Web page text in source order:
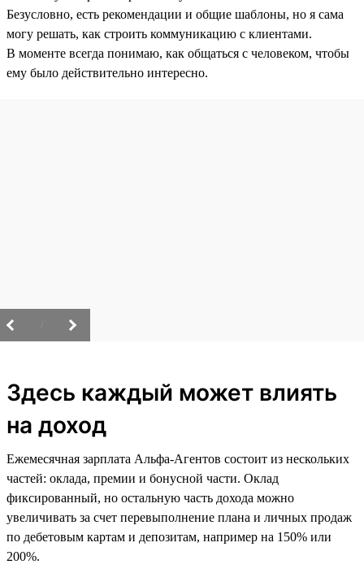
Безусловно, есть рекомендации и общие шаблоны, но я сама
могу решать, как строить коммуникацию с клиентами.
В моменте всегда понимаю, как общаться с человеком, чтобы
ему было действительно интересно.
Здесь каждый может влиять
на доход
Ежемесячная зарплата Альфа-Агентов состоит из нескольких
частей: оклада, премии и бонусной части. Оклад
фиксированный, но остальную часть дохода можно
увеличивать за счет перевыполнение плана и личных продаж
по дебетовым картам и депозитам, например на 150% или
200%.